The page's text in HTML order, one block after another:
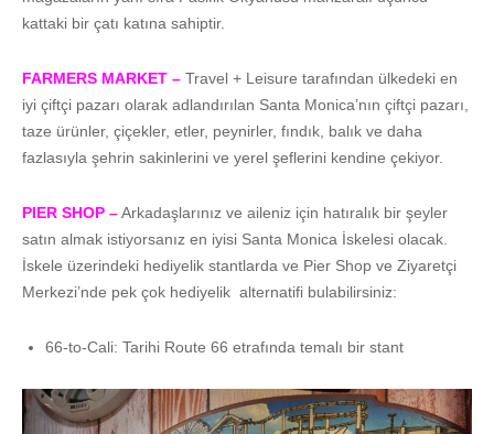
kattaki bir çatı katına sahiptir.
FARMERS MARKET – Travel + Leisure tarafından ülkedeki en
iyi çiftçi pazarı olarak adlandırılan Santa Monica’nın çiftçi pazarı,
taze ürünler, çiçekler, etler, peynirler, fındık, balık ve daha
fazlasıyla şehrin sakinlerini ve yerel şeflerini kendine çekiyor.
PIER SHOP –Arkadaşlarınız ve aileniz için hatıralık bir şeyler
satın almak istiyorsanız en iyisi Santa Monica İskelesi olacak.
İskele üzerindeki hediyelik stantlarda ve Pier Shop ve Ziyaretçi
Merkezi’nde pek çok hediyelik alternatifi bulabilirsiniz:
66-to-Cali: Tarihi Route 66 etrafında temalı bir stant